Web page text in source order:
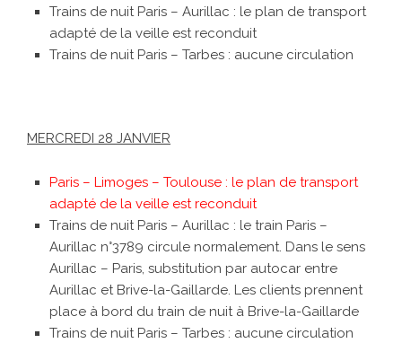
Trains de nuit Paris – Aurillac : le plan de transport
adapté de la veille est reconduit
Trains de nuit Paris – Tarbes : aucune circulation
MERCREDI 28 JANVIER
Paris – Limoges – Toulouse : le plan de transport
adapté de la veille est reconduit
Trains de nuit Paris – Aurillac : le train Paris –
Aurillac n°3789 circule normalement. Dans le sens
Aurillac – Paris, substitution par autocar entre
Aurillac et Brive-la-Gaillarde. Les clients prennent
place à bord du train de nuit à Brive-la-Gaillarde
Trains de nuit Paris – Tarbes : aucune circulation